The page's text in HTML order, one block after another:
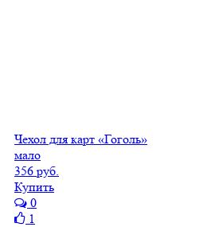
Чехол для карт «Гоголь»
мало
356 руб.
Купить
0
1